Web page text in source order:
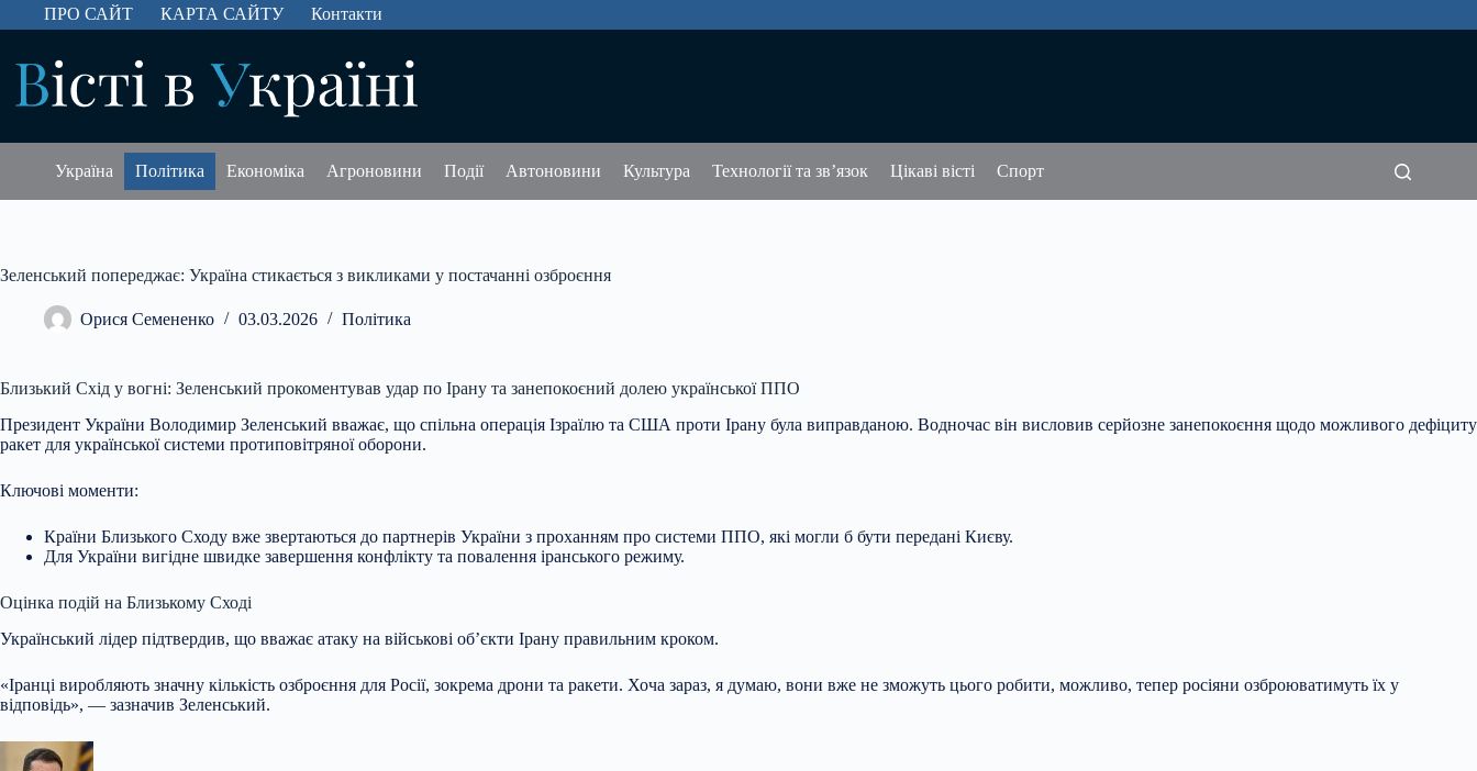
Перейти
до
ПРО САЙТ КАРТА САЙТУ Контакти
Україна Політика Економіка Агроновини Події Автоновини Культура Технології та зв’язок Цікаві вісті Спорт
Зеленський попереджає: Україна стикається з викликами у постачанні озброєння
Орися Семененко 03.03.2026 Політика
Близький Схід у вогні: Зеленський прокоментував удар по Ірану та занепокоєний долею української ППО
Президент України Володимир Зеленський вважає, що спільна операція Ізраїлю та США проти Ірану була виправданою. Водночас він висловив серйозне занепокоєння щодо можливого дефіциту
ракет для української системи протиповітряної оборони.
Ключові моменти:
Країни Близького Сходу вже звертаються до партнерів України з проханням про системи ППО, які могли б бути передані Києву.
Для України вигідне швидке завершення конфлікту та повалення іранського режиму.
Оцінка подій на Близькому Сході
Український лідер підтвердив, що вважає атаку на військові об’єкти Ірану правильним кроком.
«Іранці виробляють значну кількість озброєння для Росії, зокрема дрони та ракети. Хоча зараз, я думаю, вони вже не зможуть цього робити, можливо, тепер росіяни озброюватимуть їх у
відповідь», — зазначив Зеленський.